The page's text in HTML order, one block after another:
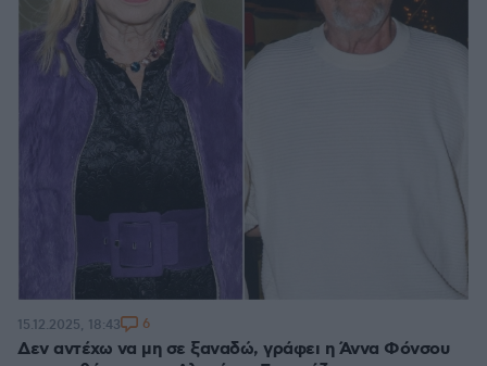
Δεν αντέχω να μη σε ξαναδώ, γράφει η Άννα Φόνσου
15.12.2025, 18:43 6